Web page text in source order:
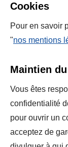
Cookies
Pour en savoir
"nos mentions
Maintien
Vous êtes
confidentialité
pour ouvrir un
acceptez de